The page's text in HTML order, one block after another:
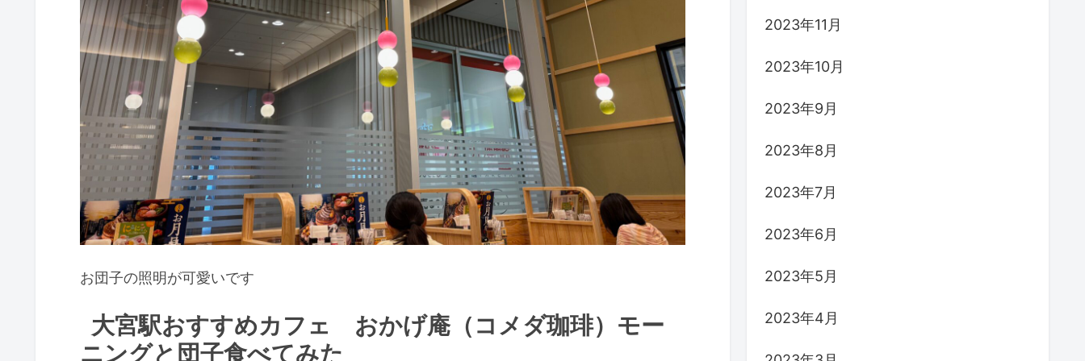
お団子の照明が可愛いです
大宮駅おすすめカフェ おかげ庵（コメダ珈琲）モー
ニングと団子食べてみた
2023年11月
2023年10月
2023年9月
2023年8月
2023年7月
2023年6月
2023年5月
2023年4月